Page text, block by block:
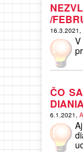
/
16.3.2021,
ČO
6.1.2021,